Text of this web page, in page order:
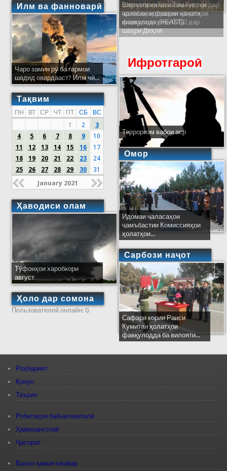
Илм ва фанноварӣ
Чаро замин рӯ ба гармои
шадид овардааст? Илм чӣ...
Тақвим
ПН ВТ СР ЧТ ПТ СБ
ВС
1
2
3
4
5 6 7 8 9
10
11
12 13 14 15 16
17
18
19 20 21 22 23
24
25
26 27 28 29 30 31
January 2021
Ҳаводиси олам
Тӯфонҳои харобкори
август
Ҳоло дар сомона
Пользователей онлайн: 0.
Ширкати ҳайати Тоҷикистон дар
ҷаласаи идораҳои наҷоти
кишварҳои узви СҲШ дар
шаҳри Деҳлӣ
Ифротгароӣ
Терроризм вабои аср
Омор
Идомаи ҷаласаҳои
ҷамъбастии Комиссияҳои
ҳолатҳои...
Сарбози наҷот
Сафари кории Раиси
Кумитаи ҳолатҳои
фавқулодда ба вилояти...
Роҳбарият
Қонун
Таърих
Робитаҳои байналмилалӣ
Ҳамоҳангсозӣ
Ҷасорат
Вазъи ҳавои кишвар